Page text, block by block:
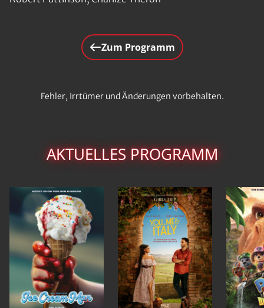
Zum Programm
Fehler, Irrtümer und Änderungen vorbehalten.
AKTUELLES PROGRAMM